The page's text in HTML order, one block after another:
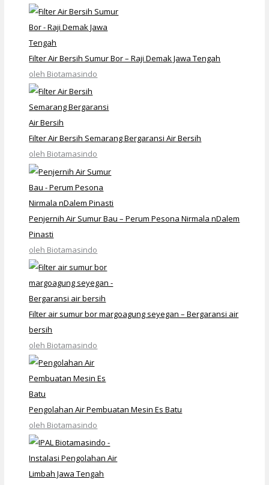
Filter Air Bersih Sumur Bor – Raji Demak Jawa Tengah
oleh Biotamasindo
Filter Air Bersih Semarang Bergaransi Air Bersih
oleh Biotamasindo
Penjernih Air Sumur Bau – Perum Pesona Nirmala nDalem
Pinasti
oleh Biotamasindo
Filter air sumur bor margoagung seyegan – Bergaransi air
bersih
oleh Biotamasindo
Pengolahan Air Pembuatan Mesin Es Batu
oleh Biotamasindo